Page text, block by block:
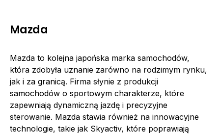
Mazda
Mazda to kolejna japońska marka samochodów,
która zdobyła uznanie zarówno na rodzimym rynku,
jak i za granicą. Firma słynie z produkcji
samochodów o sportowym charakterze, które
zapewniają dynamiczną jazdę i precyzyjne
sterowanie. Mazda stawia również na innowacyjne
technologie, takie jak Skyactiv, które poprawiają